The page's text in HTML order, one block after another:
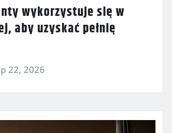
wykorzystuje się w
aby uzyskać pełnię
22, 2026